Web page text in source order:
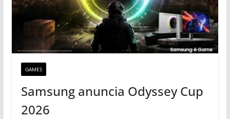
GAMES
Samsung anuncia Odyssey Cup
2026